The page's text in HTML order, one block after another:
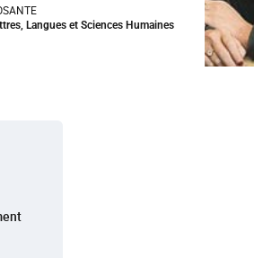
Langues et Sciences Humaines